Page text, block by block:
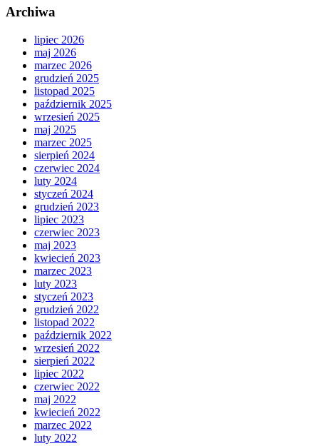
Archiwa
lipiec 2026
maj 2026
marzec 2026
grudzień 2025
listopad 2025
październik 2025
wrzesień 2025
maj 2025
marzec 2025
sierpień 2024
czerwiec 2024
luty 2024
styczeń 2024
grudzień 2023
lipiec 2023
czerwiec 2023
maj 2023
kwiecień 2023
marzec 2023
luty 2023
styczeń 2023
grudzień 2022
listopad 2022
październik 2022
wrzesień 2022
sierpień 2022
lipiec 2022
czerwiec 2022
maj 2022
kwiecień 2022
marzec 2022
luty 2022